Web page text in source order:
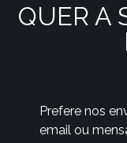
QUER A
Prefere nos
email ou